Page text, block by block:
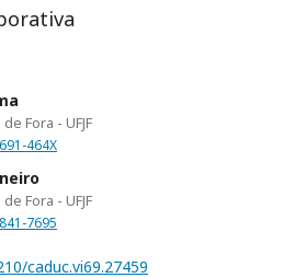
Fora - UFJF
464X
Fora - UFJF
7695
caduc.vi69.27459